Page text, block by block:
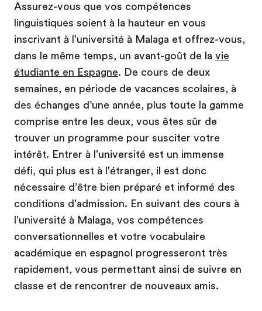
Assurez-vous que vos compétences
linguistiques soient à la hauteur en vous
inscrivant à l'université à Malaga et offrez-vous,
dans le même temps, un avant-goût de la vie
étudiante en Espagne. De cours de deux
semaines, en période de vacances scolaires, à
des échanges d’une année, plus toute la gamme
comprise entre les deux, vous êtes sûr de
trouver un programme pour susciter votre
intérêt. Entrer à l'université est un immense
défi, qui plus est à l'étranger, il est donc
nécessaire d’être bien préparé et informé des
conditions d'admission. En suivant des cours à
l'université à Malaga, vos compétences
conversationnelles et votre vocabulaire
académique en espagnol progresseront très
rapidement, vous permettant ainsi de suivre en
classe et de rencontrer de nouveaux amis.